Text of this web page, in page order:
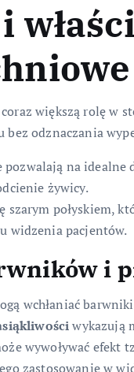
większą rolę w
odznaczania
na idealne
żywicy.
szarym połyskiem,
widzenia pacjentów.
i
wchłaniać
wykazują
wywoływać efekt
zastosowanie w